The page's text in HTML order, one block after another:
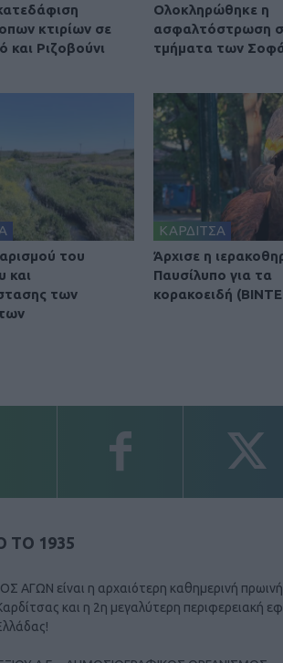
κτιρίων σε
και Ριζοβούνι
Ολοκληρώθηκε η
ασφαλτόστρωση
τμήματα των
του
και
των
ΚΑΡΔΙΤΣΑ
Άρχισε η
Παυσίλυπο για τα
κορακοειδή
ΤΟ 1935
ΑΓΩΝ είναι η αρχαιότερη καθημερινή
και η 2η μεγαλύτερη περιφερειακή